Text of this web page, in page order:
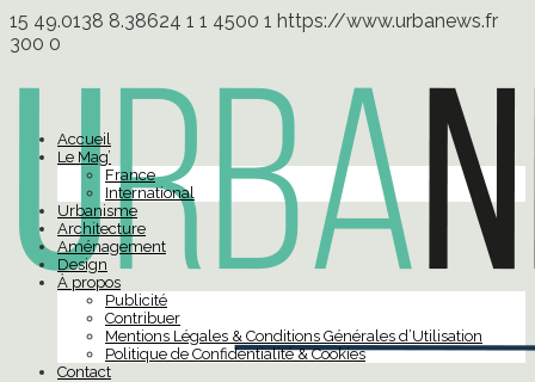
15 49.0138 8.38624 1 1 4500 1 https://www.urbanews.fr
300 0
Accueil
Le Mag’
France
International
Urbanisme
Architecture
Aménagement
Design
À propos
Publicité
Contribuer
Mentions Légales & Conditions Générales d’Utilisation
Politique de Confidentialité & Cookies
Contact